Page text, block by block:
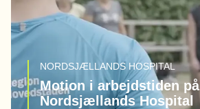
NORDSJÆLLANDS HOSPITAL
Motion i arbejdstiden på
Nordsjællands Hospital